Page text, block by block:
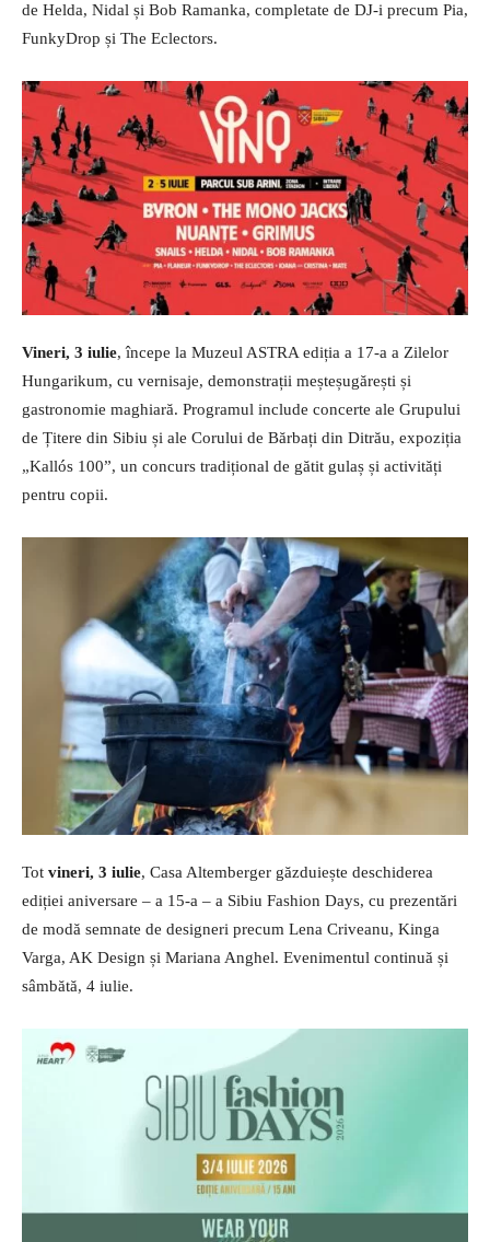
de Helda, Nidal și Bob Ramanka, completate de DJ-i precum Pia,
FunkyDrop și The Eclectors.
Vineri, 3 iulie, începe la Muzeul ASTRA ediția a 17-a a Zilelor
Hungarikum, cu vernisaje, demonstrații meșteșugărești și
gastronomie maghiară. Programul include concerte ale Grupului
de Țitere din Sibiu și ale Corului de Bărbați din Ditrău, expoziția
„Kallós 100”, un concurs tradițional de gătit gulaș și activități
pentru copii.
Tot vineri, 3 iulie, Casa Altemberger găzduiește deschiderea
ediției aniversare – a 15-a – a Sibiu Fashion Days, cu prezentări
de modă semnate de designeri precum Lena Criveanu, Kinga
Varga, AK Design și Mariana Anghel. Evenimentul continuă și
sâmbătă, 4 iulie.